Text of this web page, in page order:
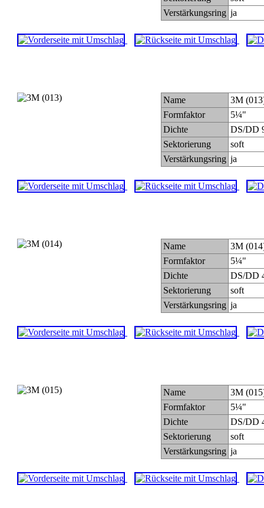
Verstärkungsring ja
Name
3M
Formfaktor
5¼"
Dichte
DS/DD
Sektorierung
soft
Verstärkungsring ja
Name
3M
Formfaktor
5¼"
Dichte
DS/DD
Sektorierung
soft
Verstärkungsring ja
Name
3M
Formfaktor
5¼"
Dichte
DS/DD
Sektorierung
soft
Verstärkungsring ja